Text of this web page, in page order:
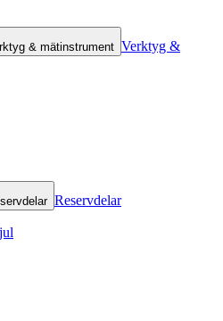
& mätinstrument Verktyg &
Reservdelar